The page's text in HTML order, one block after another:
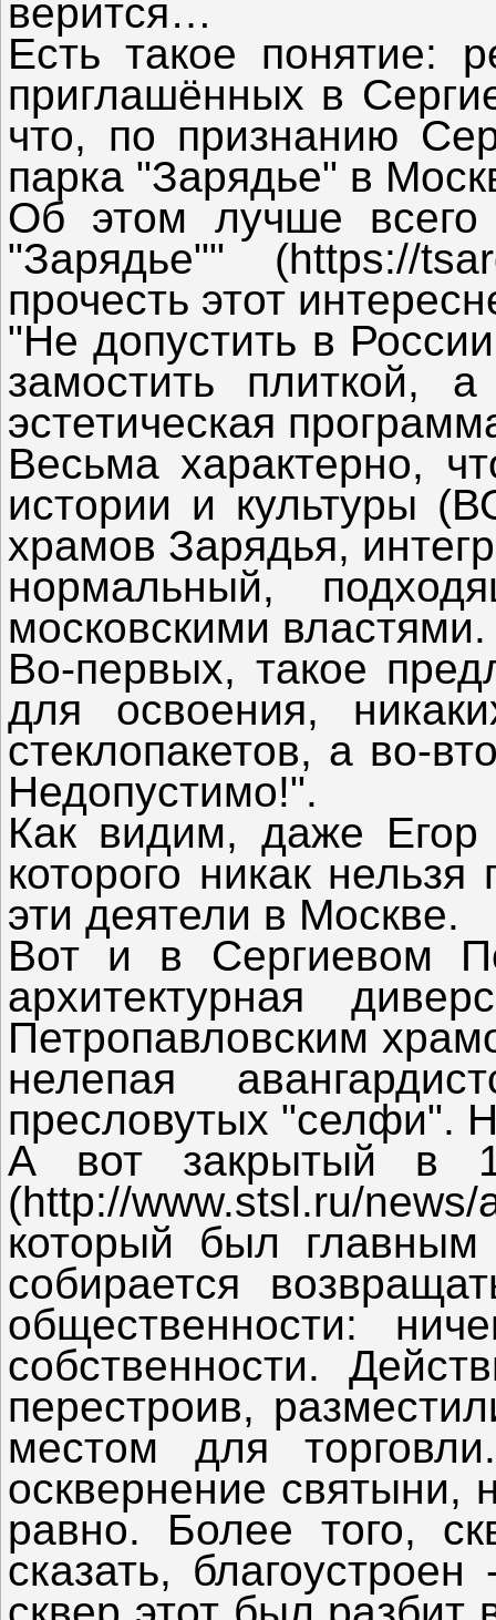
верится…
Есть такое понятие:
приглашённых в
что, по признанию
парка "Зарядье" в
Об этом лучше всего
"Зарядье"" (https://
прочесть этот
"Не допустить в
замостить плиткой,
эстетическая
Весьма характерно,
истории и культуры
храмов Зарядья,
нормальный,
московскими властями.
Во-первых, такое
для освоения,
стеклопакетов, а во-
Недопустимо!".
Как видим, даже Егор
которого никак
эти деятели в Москве.
Вот и в Сергиевом
архитектурная
Петропавловским
нелепая
пресловутых "селфи".
А вот закрытый в
(http://www.stsl.ru/
который был главным
собирается
общественности:
собственности.
перестроив,
местом для
осквернение святыни,
равно. Более того,
сказать,